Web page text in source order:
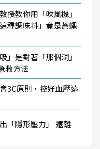
授教你用「吹風機」
種調味料」竟是蒼蠅
」是對著「那個洞」
救方法
3C原則，控好血壓遠
「隱形壓力」 遠離